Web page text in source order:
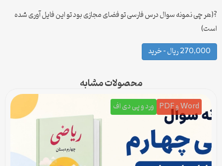
?(هر چی نمونه سوال درس فارسی تو فضای مجازی بود تو این فایل آوری شده
است)
270,000 ریال – خرید
محصولات مشابه
Word و PDF ورد و پی دی اف